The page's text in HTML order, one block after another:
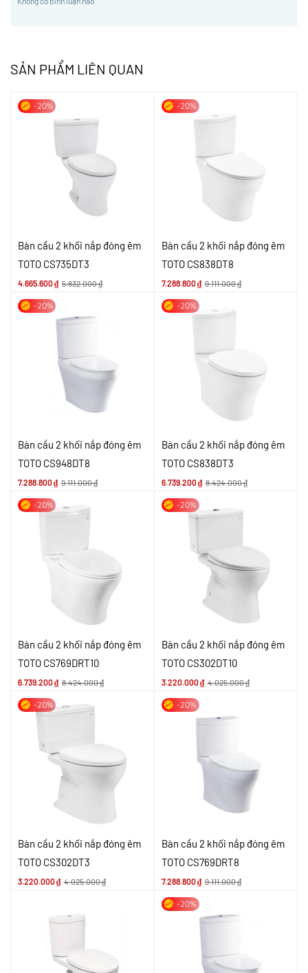
SẢN PHẨM LIÊN QUAN
-20%
Bàn cầu 2 khối nắp đóng êm
TOTO CS735DT3
4.665.600₫ 5.832.000₫
-20%
Bàn cầu 2 khối nắp đóng êm
TOTO CS838DT8
7.288.800₫ 9.111.000₫
-20%
Bàn cầu 2 khối nắp đóng êm
TOTO CS948DT8
7.288.800₫ 9.111.000₫
-20%
Bàn cầu 2 khối nắp đóng êm
TOTO CS838DT3
6.739.200₫ 8.424.000₫
-20%
Bàn cầu 2 khối nắp đóng êm
TOTO CS769DRT10
6.739.200₫ 8.424.000₫
-20%
Bàn cầu 2 khối nắp đóng êm
TOTO CS302DT10
3.220.000₫ 4.025.000₫
-20%
Bàn cầu 2 khối nắp đóng êm
TOTO CS302DT3
3.220.000₫ 4.025.000₫
-20%
Bàn cầu 2 khối nắp đóng êm
TOTO CS769DRT8
7.288.800₫ 9.111.000₫
-20%